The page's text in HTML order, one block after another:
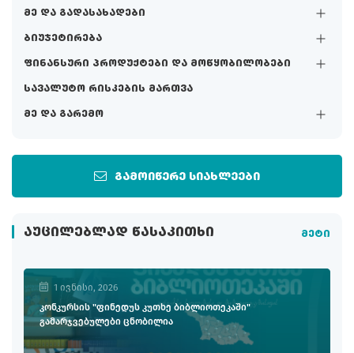
მე და გადასახადები
ბიუჯეტირება
ფინანსური პროდუქტები და მოწყობილობები
სავალუტო რისკების მართვა
მე და გარემო
გამოიწერე სიახლეები
ᲐᲣᲪᲘᲚᲔᲑᲚᲐᲓ ᲬᲐᲡᲐᲙᲘᲗᲮᲘ მეტი
1 ივნისი, 2026
კონკურსის "ფინედუს კუთხე ბიბლიოთეკაში"
გამარჯვებულები ცნობილია